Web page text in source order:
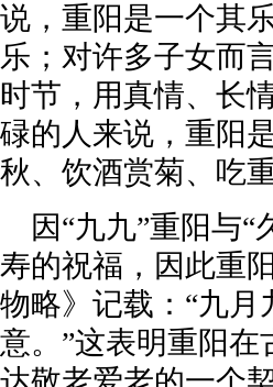
说，重阳是一个其
乐；对许多子女而
时节，用真情、长
碌的人来说，重阳
秋、饮酒赏菊、吃
因“九九”重阳与
寿的祝福，因此重
物略》记载：“九
意。”这表明重阳